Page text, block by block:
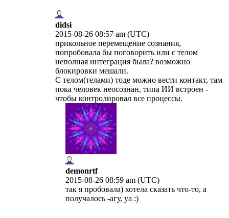
didsi
2015-08-26 08:57 am (UTC)
прикольное перемещение сознания,
попробовала бы поговорить или с телом
неполная интеграция была? возможно
блокировки мешали.
С телом(телами) тоде можно вести контакт, там
пока человек неосознан, типа ИИ встроен -
чтобы контролировал все процессы.
demonrtf
2015-08-26 08:59 am (UTC)
так я пробовала) хотела сказать что-то, а
получалось -агу, уа :)